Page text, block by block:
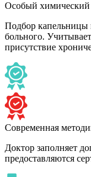
Особый химический
Подбор капельницы
больного.
присутствие
Современная
Доктор заполняет
предоставляются